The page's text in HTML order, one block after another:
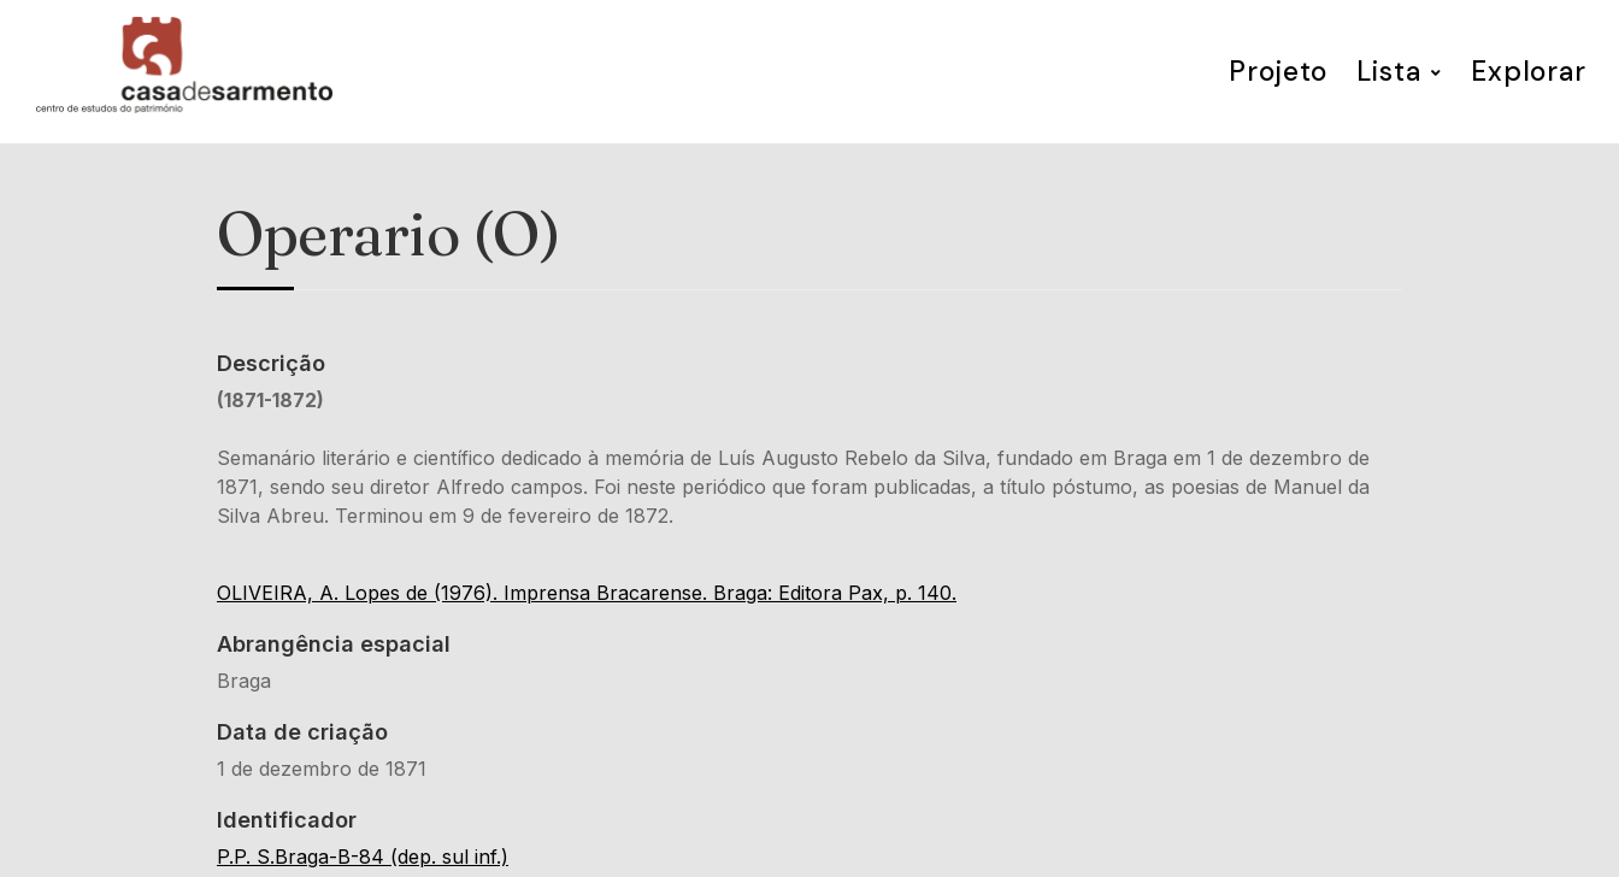
Projeto Lista Explorar
Operario (O)
Descrição
(1871-1872)
Semanário literário e científico dedicado à memória de Luís Augusto Rebelo da Silva, fundado em Braga em 1 de dezembro de
1871, sendo seu diretor Alfredo campos. Foi neste periódico que foram publicadas, a título póstumo, as poesias de Manuel da
Silva Abreu. Terminou em 9 de fevereiro de 1872.
OLIVEIRA, A. Lopes de (1976). Imprensa Bracarense. Braga: Editora Pax, p. 140.
Abrangência espacial
Braga
Data de criação
1 de dezembro de 1871
Identificador
P.P. S.Braga-B-84 (dep. sul inf.)